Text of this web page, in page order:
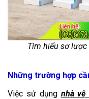
Tìm hiểu sơ
Những trường hợp
Việc sử dụng nhà